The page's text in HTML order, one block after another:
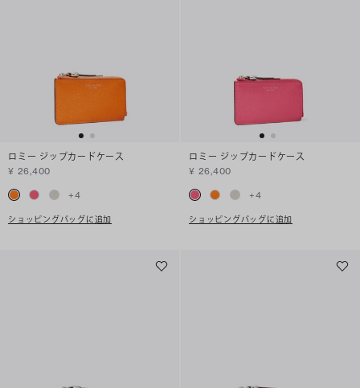
ロミー ジップカードケース
¥ 26,400
+4
ショッピングバッグに追加
ロミー ジップカードケース
¥ 26,400
+4
ショッピングバッグに追加